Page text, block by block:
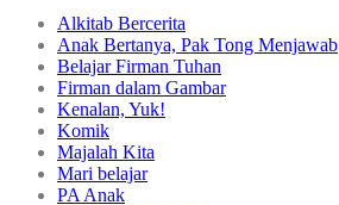
Alkitab Bercerita
Anak Bertanya, Pak Tong Menjawab
Belajar Firman Tuhan
Firman dalam Gambar
Kenalan, Yuk!
Komik
Majalah Kita
Mari belajar
PA Anak